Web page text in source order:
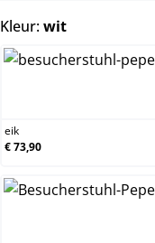
Kleur:witselect
eik
€ 73,90